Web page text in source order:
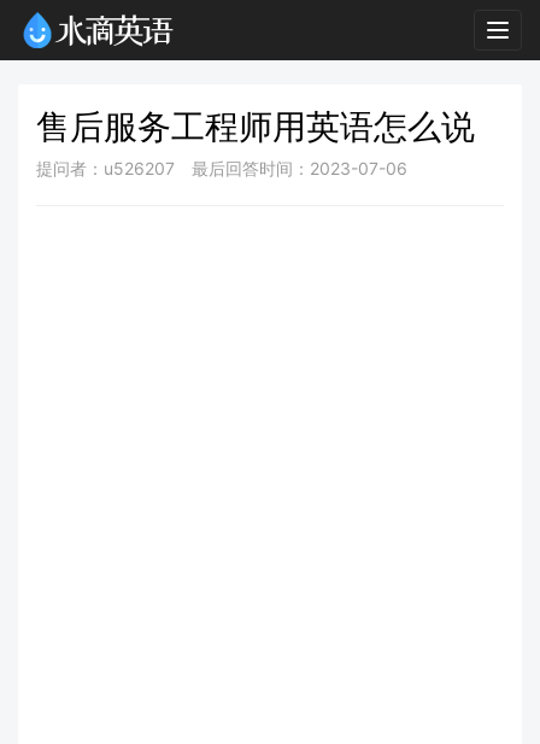
售后服务工程师用英语怎么说
提问者：u526207 最后回答时间：2023-07-06